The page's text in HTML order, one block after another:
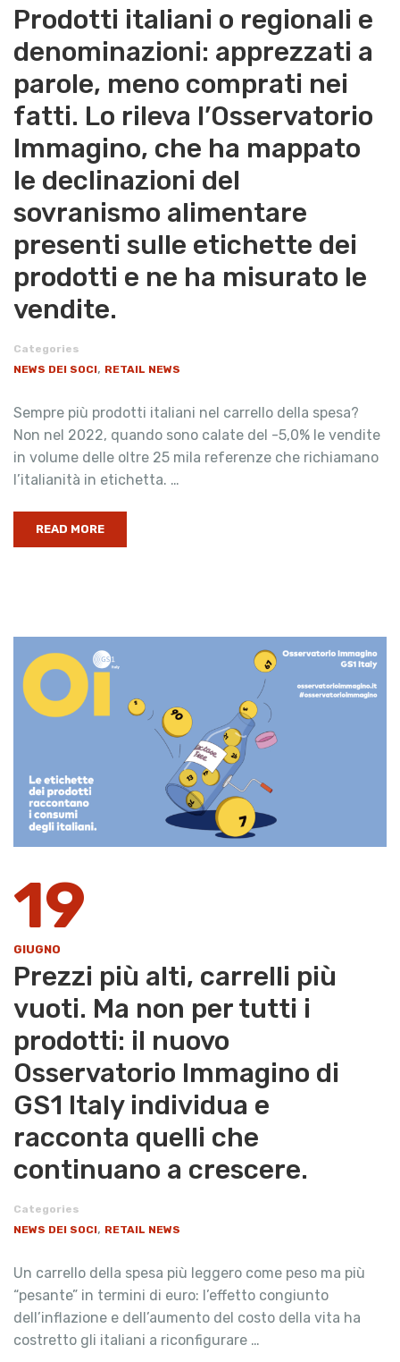
Prodotti italiani o regionali e
denominazioni: apprezzati a
parole, meno comprati nei
fatti. Lo rileva l’Osservatorio
Immagino, che ha mappato
le declinazioni del
sovranismo alimentare
presenti sulle etichette dei
prodotti e ne ha misurato le
vendite.
Categories
NEWS DEI SOCI, RETAIL NEWS
Sempre più prodotti italiani nel carrello della spesa?
Non nel 2022, quando sono calate del -5,0% le vendite
in volume delle oltre 25 mila referenze che richiamano
l’italianità in etichetta. …
READ MORE
19
GIUGNO
Prezzi più alti, carrelli più
vuoti. Ma non per tutti i
prodotti: il nuovo
Osservatorio Immagino di
GS1 Italy individua e
racconta quelli che
continuano a crescere.
Categories
NEWS DEI SOCI, RETAIL NEWS
Un carrello della spesa più leggero come peso ma più
“pesante” in termini di euro: l’effetto congiunto
dell’inflazione e dell’aumento del costo della vita ha
costretto gli italiani a riconfigurare …